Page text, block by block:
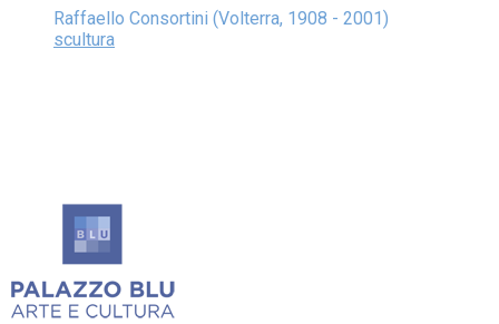
Raffaello Consortini (Volterra, 1908 - 2001)
scultura